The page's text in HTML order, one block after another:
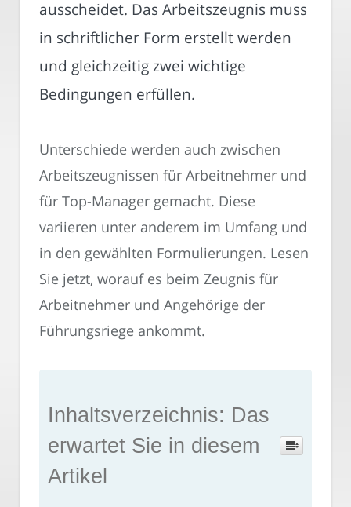
ausscheidet. Das Arbeitszeugnis muss
in schriftlicher Form erstellt werden
und gleichzeitig zwei wichtige
Bedingungen erfüllen.
Unterschiede werden auch zwischen
Arbeitszeugnissen für Arbeitnehmer und
für Top-Manager gemacht. Diese
variieren unter anderem im Umfang und
in den gewählten Formulierungen. Lesen
Sie jetzt, worauf es beim Zeugnis für
Arbeitnehmer und Angehörige der
Führungsriege ankommt.
Inhaltsverzeichnis: Das
erwartet Sie in diesem
Artikel